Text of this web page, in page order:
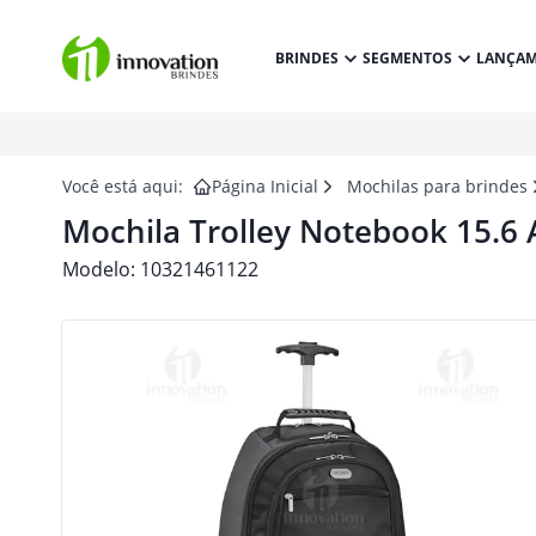
BRINDES SEGMENTOS
Você está aqui: Página Inicial Mochilas para brindes
Mochila Trolley Notebook 15.6
Modelo: 10321461122